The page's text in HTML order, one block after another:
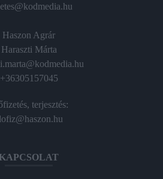
Haszon Agrár
Haraszti Márta
+36305157045
terjesztés: